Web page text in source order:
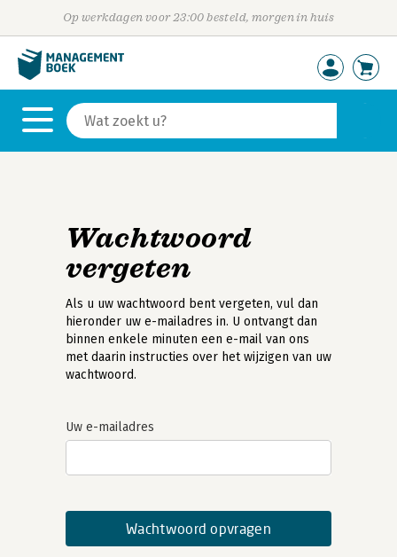
Op werkdagen voor 23:00 besteld, morgen in huis
Wachtwoord
vergeten
Als u uw wachtwoord bent vergeten, vul dan
hieronder uw e-mailadres in. U ontvangt dan
binnen enkele minuten een e-mail van ons
met daarin instructies over het wijzigen van uw
wachtwoord.
Uw e-mailadres